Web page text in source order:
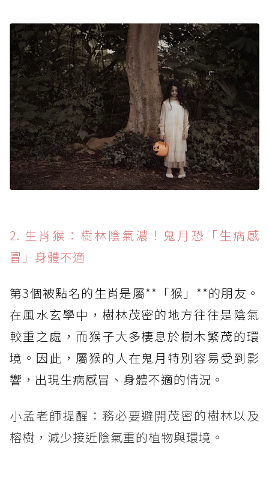
2. 生肖猴：樹林陰氣濃！鬼月恐「生病感
冒」身體不適
第3個被點名的生肖是屬**「猴」**的朋友。
在風水玄學中，樹林茂密的地方往往是陰氣
較重之處，而猴子大多棲息於樹木繁茂的環
境。因此，屬猴的人在鬼月特別容易受到影
響，出現生病感冒、身體不適的情況。
小孟老師提醒：務必要避開茂密的樹林以及
榕樹，減少接近陰氣重的植物與環境。